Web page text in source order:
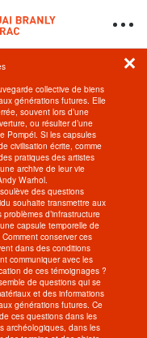
collective de biens
générations futures. Elle
souvent lors d’une
ou résulter d’une
Pompéi. Si les capsules
civilisation écrite, comme
pratiques des artistes
archive de leur vie
Warhol.
des questions
souhaite transmettre aux
d’infrastructure
capsule temporelle de
conserver ces
dans des conditions
communiquer avec les
de ces témoignages ?
de questions qui se
et des informations
générations futures. Ce
ces questions dans les
archéologiques, dans les